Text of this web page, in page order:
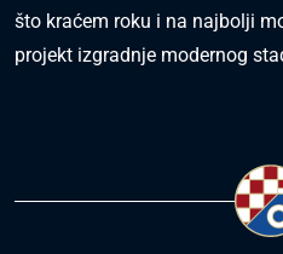
što kraćem roku i na najbolji
projekt izgradnje modernog